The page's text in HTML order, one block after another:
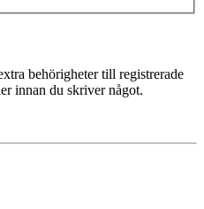
behörigheter till registrerade
innan du skriver något.